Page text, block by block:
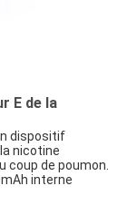
E de la
dispositif
nicotine
coup de poumon.
interne